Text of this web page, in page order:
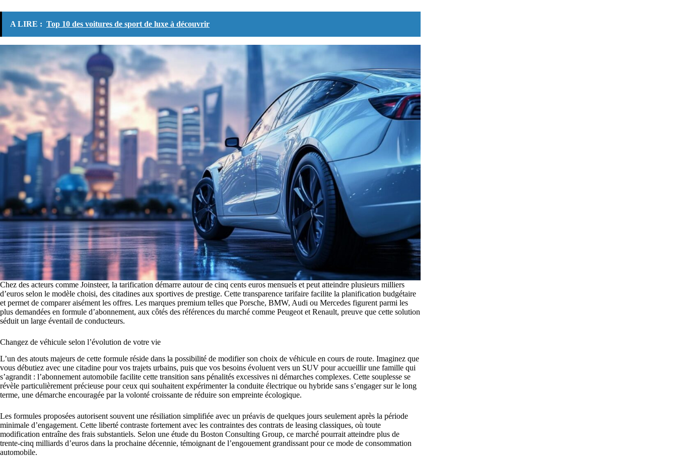
A LIRE : Top 10 des voitures de sport de luxe à découvrir
Chez des acteurs comme Joinsteer, la tarification démarre autour de cinq cents euros mensuels et peut atteindre plusieurs milliers
d’euros selon le modèle choisi, des citadines aux sportives de prestige. Cette transparence tarifaire facilite la planification budgétaire
et permet de comparer aisément les offres. Les marques premium telles que Porsche, BMW, Audi ou Mercedes figurent parmi les
plus demandées en formule d’abonnement, aux côtés des références du marché comme Peugeot et Renault, preuve que cette solution
séduit un large éventail de conducteurs.
Changez de véhicule selon l’évolution de votre vie
L’un des atouts majeurs de cette formule réside dans la possibilité de modifier son choix de véhicule en cours de route. Imaginez que
vous débutiez avec une citadine pour vos trajets urbains, puis que vos besoins évoluent vers un SUV pour accueillir une famille qui
s’agrandit : l’abonnement automobile facilite cette transition sans pénalités excessives ni démarches complexes. Cette souplesse se
révèle particulièrement précieuse pour ceux qui souhaitent expérimenter la conduite électrique ou hybride sans s’engager sur le long
terme, une démarche encouragée par la volonté croissante de réduire son empreinte écologique.
Les formules proposées autorisent souvent une résiliation simplifiée avec un préavis de quelques jours seulement après la période
minimale d’engagement. Cette liberté contraste fortement avec les contraintes des contrats de leasing classiques, où toute
modification entraîne des frais substantiels. Selon une étude du Boston Consulting Group, ce marché pourrait atteindre plus de
trente-cinq milliards d’euros dans la prochaine décennie, témoignant de l’engouement grandissant pour ce mode de consommation
automobile.